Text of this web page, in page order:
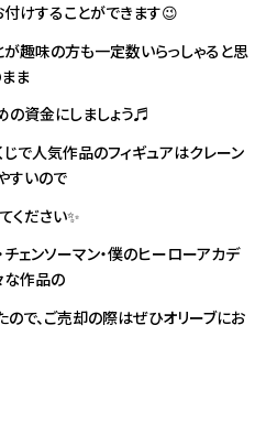
けすることができます😉
趣味の方も一定数いらっしゃると思
ま
の資金にしましょう♬
で人気作品のフィギュアはクレーン
すいので
ください✨
ェンソーマン・僕のヒーローアカデ
な作品の
ので、ご売却の際はぜひオリーブにお